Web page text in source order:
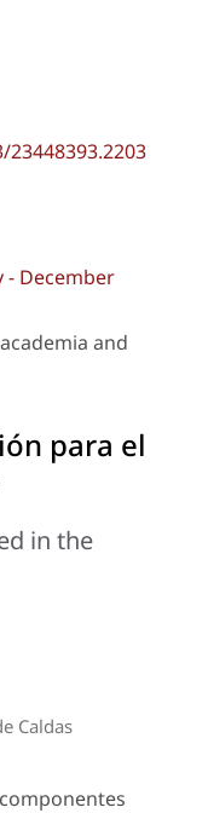
- December
and
para el
in the
Caldas